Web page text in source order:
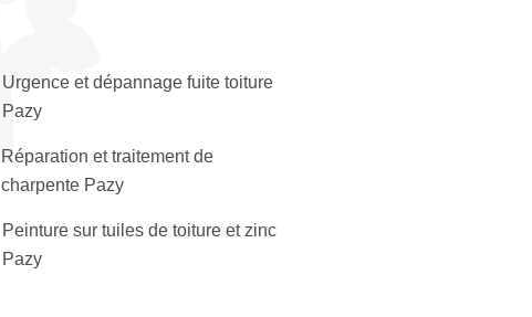
Urgence et dépannage fuite toiture
Pazy
Réparation et traitement de
charpente Pazy
Peinture sur tuiles de toiture et zinc
Pazy